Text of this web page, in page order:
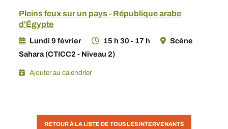
Pleins feux sur un pays - République arabe
d'Égypte
Lundi 9 février 15 h 30 - 17 h
Scène
Sahara (CTICC2 - Niveau 2)
Ajouter au calendrier
RETOUR À LA LISTE DE TOUS LES INTERVENANTS